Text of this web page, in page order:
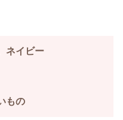
ネイビー
もの